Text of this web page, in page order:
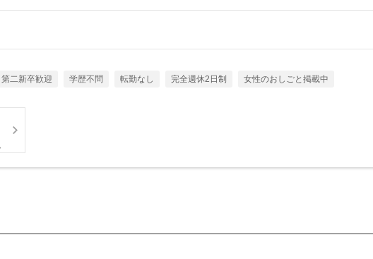
第二新卒歓迎 学歴不問 転勤なし 完全週休2日制 女性のおしごと掲載中